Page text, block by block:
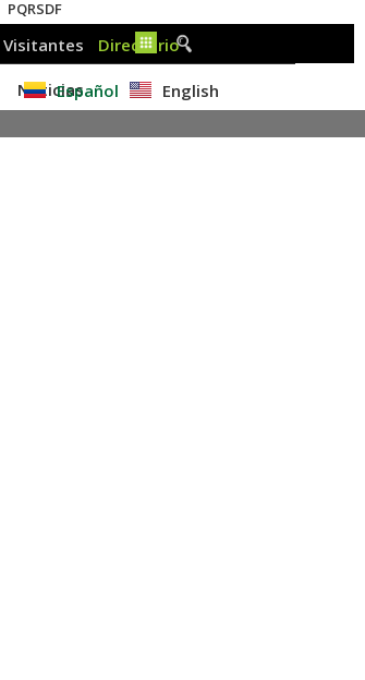
Español English